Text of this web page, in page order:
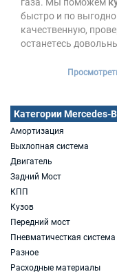
Категории Mercedes-
Амортизация
Выхлопная система
Двигатель
Задний Мост
КПП
Кузов
Передний мост
Пневматичесткая система
Разное
Расходные материалы
быстро и по
качественную,
останетесь